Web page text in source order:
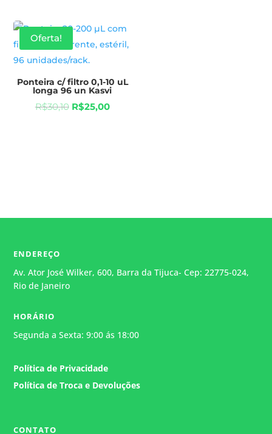
Oferta!
Ponteira c/ filtro 0,1-10 uL
longa 96 un Kasvi
R$30,10 R$25,00
ENDEREÇO
Av. Ator José Wilker, 600, Barra da Tijuca- Cep: 22775-024,
Rio de Janeiro
HORÁRIO
Segunda a Sexta: 9:00 ás 18:00
Política de Privacidade
Política de Troca e Devoluções
CONTATO
Atendimento